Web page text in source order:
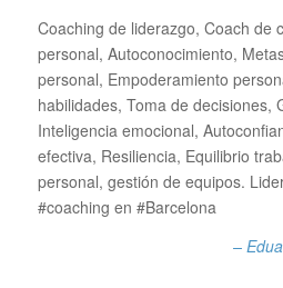
Coaching de liderazgo, Coach de
personal, Autoconocimiento,
personal, Empoderamiento
habilidades, Toma de decisiones,
Inteligencia emocional,
efectiva, Resiliencia, Equilibrio
personal, gestión de equipos.
#coaching en #Barcelona
–